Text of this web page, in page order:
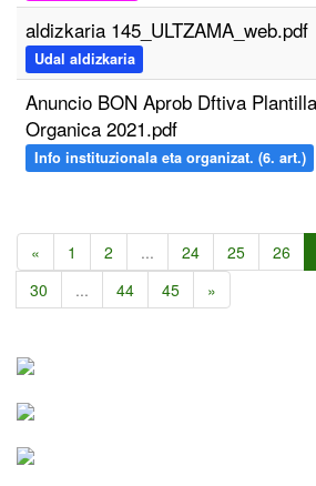
aldizkaria 145_ULTZAMA_web.pdf
Udal aldizkaria
Anuncio BON Aprob Dftiva Plantilla
Organica 2021.pdf
Info instituzionala eta organizat. (6. art.)
« 1 2 ... 24 25 26
30
... 44 45 »